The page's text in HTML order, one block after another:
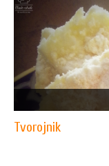
Tvorojnik